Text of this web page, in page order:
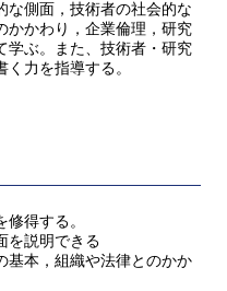
な側面，技術者の社会的な
かかわり，企業倫理，研究
学ぶ。また、技術者・研究
力を指導する。
得する。
を説明できる
基本，組織や法律とのかか